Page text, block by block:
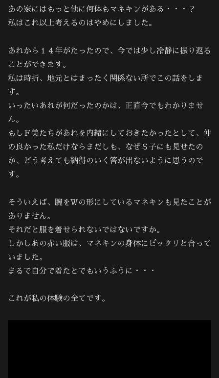
あの家にはもっと他に何体もマネキンがある・・・？
私はこれ以上考えるのはやめにしました。
あれから１４年がたったので、今では少し冷静に振り返る
ことができます。
私は時折、地元とはまったく関係ない所でこの話をしま
す。
いったいあれが何だったのかは、正直今でもわかりませ
ん。
もしＦ美たちがあれを内緒にしておきたかったとして、仲
の良かった私だけならまだしも、なぜＳ子にも見せたの
か、どう考えても納得のいく答が出ないように思うので
す。
そういえば、腕をＷの形にしているマネキンも見たことが
ありません。
それだと服を着せられないではないですか。
しかしあの赤い服は、マネキンの身体にピッタリと合って
いました。
まるで自分で着たとでもいうふうに・・・
これが私の体験の全てです。